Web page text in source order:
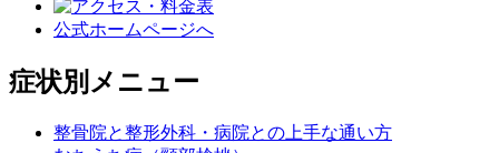
公式ホームページへ
症状別メニュー
整骨院と整形外科・病院との上手な通い方